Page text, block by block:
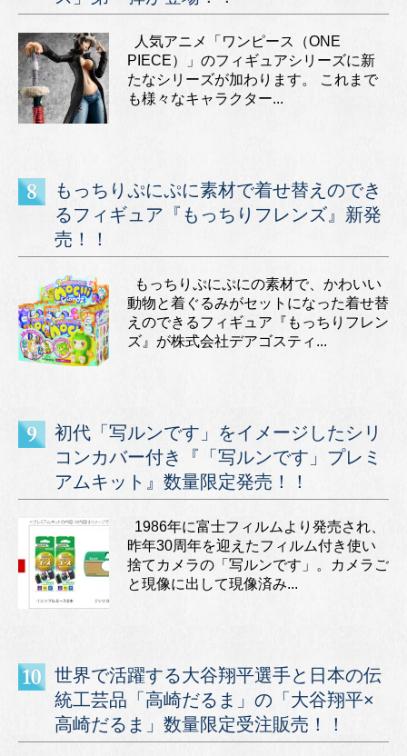
人気アニメ「ワンピース（ONE
PIECE）」のフィギュアシリーズに新
たなシリーズが加わります。 これまで
も様々なキャラクター...
もっちりぷにぷに素材で着せ替えのでき
るフィギュア『もっちりフレンズ』新発
売！！
もっちりぷにぷにの素材で、かわいい
動物と着ぐるみがセットになった着せ替
えのできるフィギュア『もっちりフレン
ズ』が株式会社デアゴスティ...
初代「写ルンです」をイメージしたシリ
コンカバー付き『「写ルンです」プレミ
アムキット』数量限定発売！！
1986年に富士フィルムより発売され、
昨年30周年を迎えたフィルム付き使い
捨てカメラの「写ルンです」。カメラご
と現像に出して現像済み...
世界で活躍する大谷翔平選手と日本の伝
統工芸品「高崎だるま」の「大谷翔平×
高崎だるま」数量限定受注販売！！